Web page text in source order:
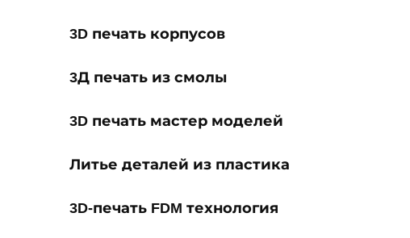
3D печать корпусов
3Д печать из смолы
3D печать мастер моделей
Литье деталей из пластика
3D-печать FDM технология